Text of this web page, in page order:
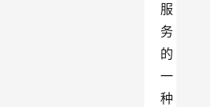
服
务
的
一
种